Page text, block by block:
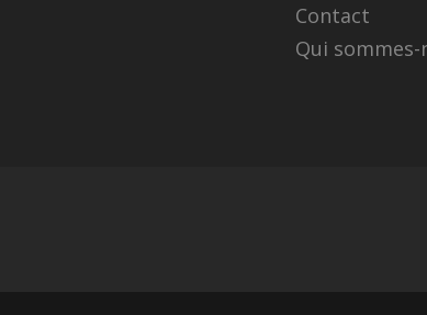
Contact
Qui sommes-